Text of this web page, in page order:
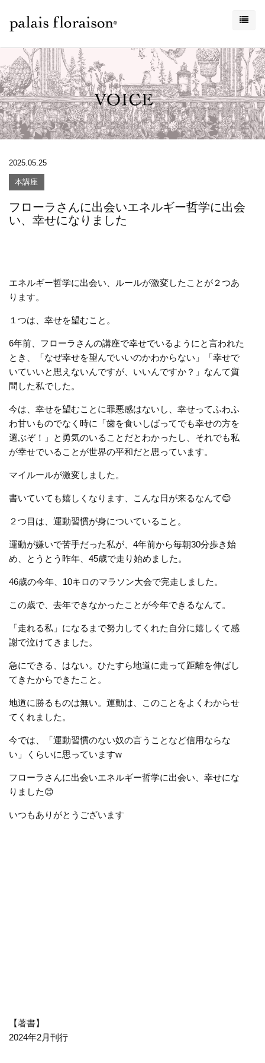
2025.05.25
本講座
フローラさんに出会いエネルギー哲学に出会
い、幸せになりました
エネルギー哲学に出会い、ルールが激変したことが２つあ
ります。
１つは、幸せを望むこと。
6年前、フローラさんの講座で幸せでいるようにと言われた
とき、「なぜ幸せを望んでいいのかわからない」「幸せで
いていいと思えないんですが、いいんですか？」なんて質
問した私でした。
今は、幸せを望むことに罪悪感はないし、幸せってふわふ
わ甘いものでなく時に「歯を食いしばってでも幸せの方を
選ぶぞ！」と勇気のいることだとわかったし、それでも私
が幸せでいることが世界の平和だと思っています。
マイルールが激変しました。
書いていても嬉しくなります、こんな日が来るなんて😊
２つ目は、運動習慣が身についていること。
運動が嫌いで苦手だった私が、4年前から毎朝30分歩き始
め、とうとう昨年、45歳で走り始めました。
46歳の今年、10キロのマラソン大会で完走しました。
この歳で、去年できなかったことが今年できるなんて。
「走れる私」になるまで努力してくれた自分に嬉しくて感
謝で泣けてきました。
急にできる、はない。ひたすら地道に走って距離を伸ばし
てきたからできたこと。
地道に勝るものは無い。運動は、このことをよくわからせ
てくれました。
今では、「運動習慣のない奴の言うことなど信用ならな
い」くらいに思っていますw
フローラさんに出会いエネルギー哲学に出会い、幸せにな
りました😊
いつもありがとうございます
【著書】
2024年2月刊行